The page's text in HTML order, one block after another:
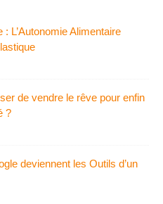
L’Autonomie Alimentaire
de vendre le rêve pour enfin
?
deviennent les Outils d’un